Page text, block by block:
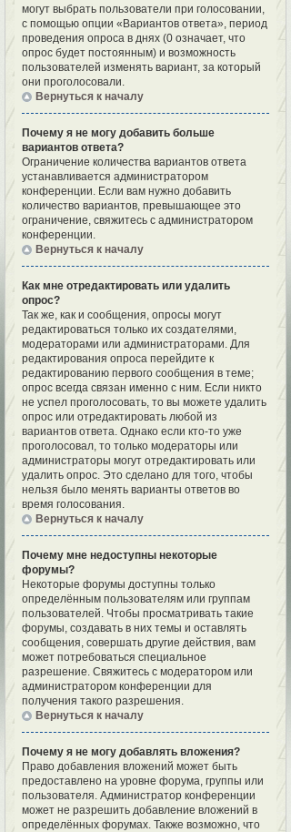
могут выбрать пользователи при голосовании,
с помощью опции «Вариантов ответа», период
проведения опроса в днях (0 означает, что
опрос будет постоянным) и возможность
пользователей изменять вариант, за который
они проголосовали.
Вернуться к началу
Почему я не могу добавить больше
вариантов ответа?
Ограничение количества вариантов ответа
устанавливается администратором
конференции. Если вам нужно добавить
количество вариантов, превышающее это
ограничение, свяжитесь с администратором
конференции.
Вернуться к началу
Как мне отредактировать или удалить
опрос?
Так же, как и сообщения, опросы могут
редактироваться только их создателями,
модераторами или администраторами. Для
редактирования опроса перейдите к
редактированию первого сообщения в теме;
опрос всегда связан именно с ним. Если никто
не успел проголосовать, то вы можете удалить
опрос или отредактировать любой из
вариантов ответа. Однако если кто-то уже
проголосовал, то только модераторы или
администраторы могут отредактировать или
удалить опрос. Это сделано для того, чтобы
нельзя было менять варианты ответов во
время голосования.
Вернуться к началу
Почему мне недоступны некоторые
форумы?
Некоторые форумы доступны только
определённым пользователям или группам
пользователей. Чтобы просматривать такие
форумы, создавать в них темы и оставлять
сообщения, совершать другие действия, вам
может потребоваться специальное
разрешение. Свяжитесь с модератором или
администратором конференции для
получения такого разрешения.
Вернуться к началу
Почему я не могу добавлять вложения?
Право добавления вложений может быть
предоставлено на уровне форума, группы или
пользователя. Администратор конференции
может не разрешить добавление вложений в
определённых форумах. Также возможно, что